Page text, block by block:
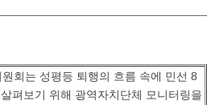
회는 성평등 퇴행의 흐름 속에 민선 8
펴보기 위해 광역자치단체 모니터링을